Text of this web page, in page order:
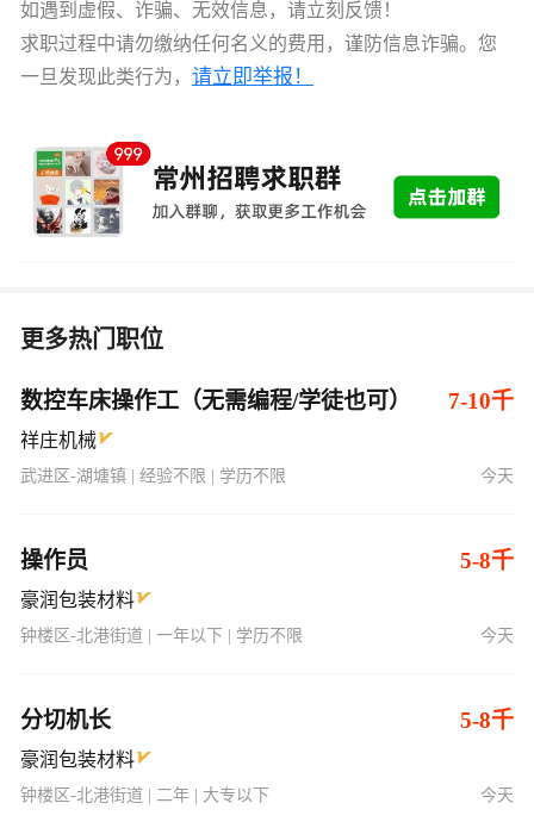
如遇到虚假、诈骗、无效信息，请立刻反馈！
求职过程中请勿缴纳任何名义的费用，谨防信息诈骗。您
一旦发现此类行为， 请立即举报！
更多热门职位
数控车床操作工（无需编程/学徒也可） 7-10千
祥庄机械
武进区-湖塘镇 | 经验不限 | 学历不限 今天
操作员 5-8千
豪润包装材料
钟楼区-北港街道 | 一年以下 | 学历不限 今天
分切机长 5-8千
豪润包装材料
钟楼区-北港街道 | 二年 | 大专以下 今天